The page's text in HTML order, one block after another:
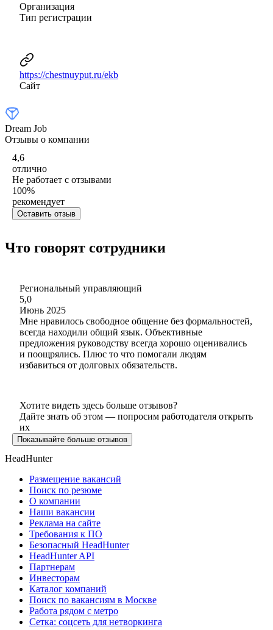
Организация
Тип регистрации
https://chestnuyput.ru/ekb
Сайт
Dream Job
Отзывы о компании
4,6
отлично
Не работает с отзывами
100%
рекомендует
Оставить отзыв
Что говорят сотрудники
Региональный управляющий
5,0
Июнь 2025
Мне нравилось свободное общение без формальностей,
всегда находили общий язык. Объективные
предложения руководству всегда хорошо оценивались
и поощрялись. Плюс то что помогали людям
избавиться от долговых обязательств.
Хотите видеть здесь больше отзывов?
Дайте знать об этом — попросим работодателя открыть
их
Показывайте больше отзывов
HeadHunter
Размещение вакансий
Поиск по резюме
О компании
Наши вакансии
Реклама на сайте
Требования к ПО
Безопасный HeadHunter
HeadHunter API
Партнерам
Инвесторам
Каталог компаний
Поиск по вакансиям в Москве
Работа рядом с метро
Сетка: соцсеть для нетворкинга